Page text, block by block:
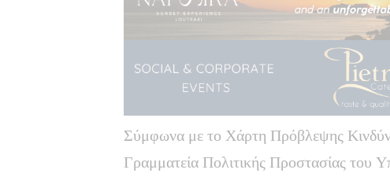
Σύμφωνα με το Χάρτη Πρόβλεψης
Γραμματεία Πολιτικής Προστασίας του